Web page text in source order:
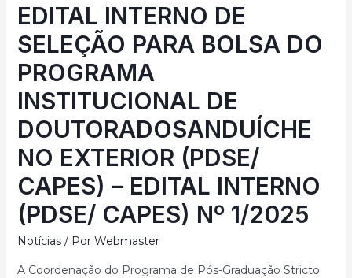
EDITAL INTERNO DE
SELEÇÃO PARA BOLSA DO
PROGRAMA
INSTITUCIONAL DE
DOUTORADOSANDUÍCHE
NO EXTERIOR (PDSE/
CAPES) – EDITAL INTERNO
(PDSE/ CAPES) Nº 1/2025
Notícias/ Por Webmaster
A Coordenação do Programa de Pós-Graduação Stricto